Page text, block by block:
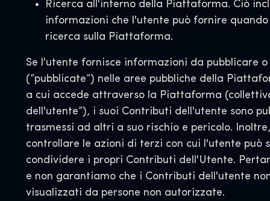
Ricerca all'interno della Piattaforma. Ciò
informazioni che l'utente può fornire
ricerca sulla Piattaforma.
Se l'utente fornisce informazioni da pubblicare
(“pubblicate”) nelle aree pubbliche della
a cui accede attraverso la Piattaforma
dell'utente”), i suoi Contributi dell'utente sono
trasmessi ad altri a suo rischio e pericolo.
controllare le azioni di terzi con cui l'utente può
condividere i propri Contributi dell'Utente.
e non garantiamo che i Contributi dell'utente
visualizzati da persone non autorizzate.